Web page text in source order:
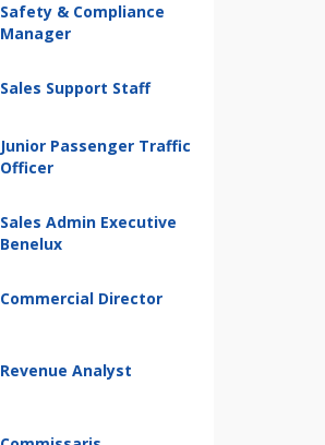
Safety & Compliance
Manager
Sales Support Staff
Junior Passenger Traffic
Officer
Sales Admin Executive
Benelux
Commercial Director
Revenue Analyst